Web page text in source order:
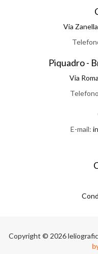
Via
Piquadro -
Via
E-mail:
Copyright © 2026